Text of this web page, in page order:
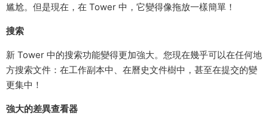
尴尬。但是現在，在 Tower 中，它變得像拖放一樣簡單！
搜索
新 Tower 中的搜索功能變得更加強大。您現在幾乎可以在任何地
方搜索文件：在工作副本中、在曆史文件樹中，甚至在提交的變
更集中！
強大的差異查看器